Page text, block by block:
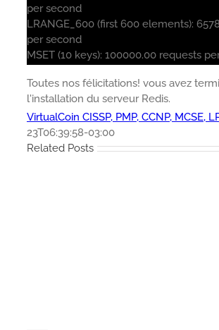
per second
LRANGE_600 (first 600 elements):
per second
MSET (10 keys): 100000.00 requests
Toutes nos félicitations! vous avez
l'installation du serveur Redis.
VirtualCoin CISSP, PMP, CCNP, MCSE,
23T06:39:58-03:00
Related Posts